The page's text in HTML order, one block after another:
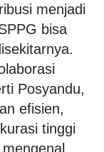
menjadi
bisa
Posyandu,
efisien,
tinggi